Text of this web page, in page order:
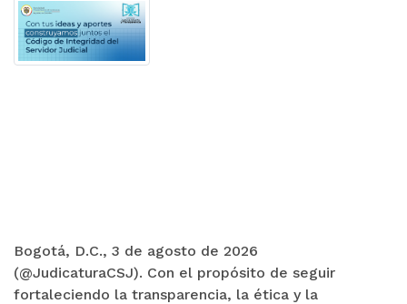
Bogotá, D.C., 3 de agosto de 2026
(@JudicaturaCSJ). Con el propósito de seguir
fortaleciendo la transparencia, la ética y la